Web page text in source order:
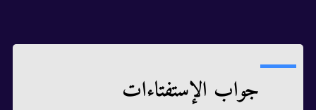
جواب الإستفتاءات